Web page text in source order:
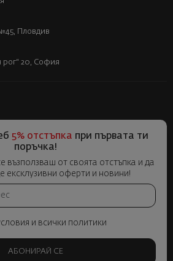
Пловдив
рог“ 20, София
5% отстъпка при първата ти
поръчка!
възползваш от своята отстъпка и да
ексклузивни оферти и новини!
и всички политики
АБОНИРАЙ СЕ